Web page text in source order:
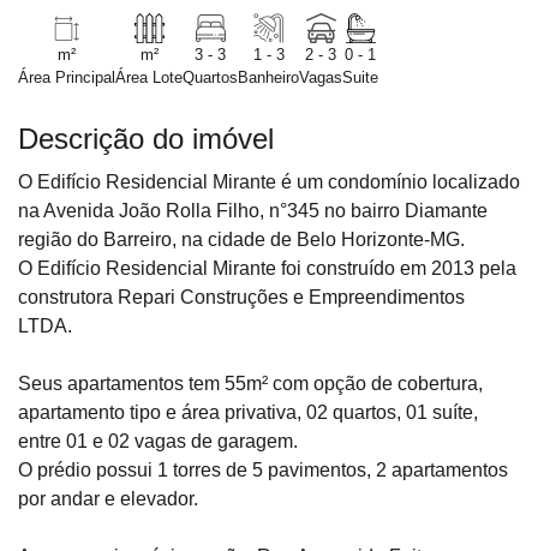
m²
Área Principal
m²
Área Lote
3 - 3
Quartos
1 - 3
Banheiro
2 - 3
Vagas
0 - 1
Suite
Descrição do imóvel
O Edifício Residencial Mirante é um condomínio localizado
na Avenida João Rolla Filho, n°345 no bairro Diamante
região do Barreiro, na cidade de Belo Horizonte-MG.
O Edifício Residencial Mirante foi construído em 2013 pela
construtora Repari Construções e Empreendimentos
LTDA.
Seus apartamentos tem 55m² com opção de cobertura,
apartamento tipo e área privativa, 02 quartos, 01 suíte,
entre 01 e 02 vagas de garagem.
O prédio possui 1 torres de 5 pavimentos, 2 apartamentos
por andar e elevador.